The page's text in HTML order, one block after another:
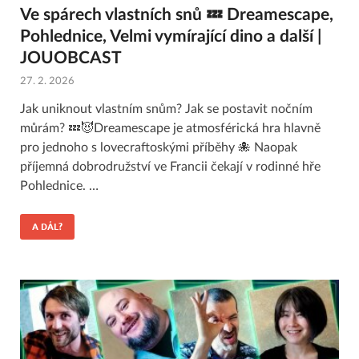
Ve spárech vlastních snů 💤 Dreamescape,
Pohlednice, Velmi vymírající dino a další |
JOUOBCAST
27. 2. 2026
Jak uniknout vlastním snům? Jak se postavit nočním
můrám? 💤😈Dreamescape je atmosférická hra hlavně
pro jednoho s lovecraftoskými příběhy 🐙 Naopak
příjemná dobrodružství ve Francii čekají v rodinné hře
Pohlednice. …
A DÁL?